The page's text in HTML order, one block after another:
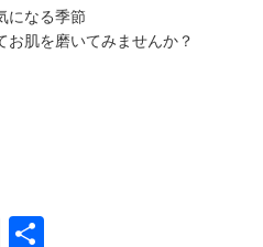
になる季節
お肌を磨いてみませんか？
X